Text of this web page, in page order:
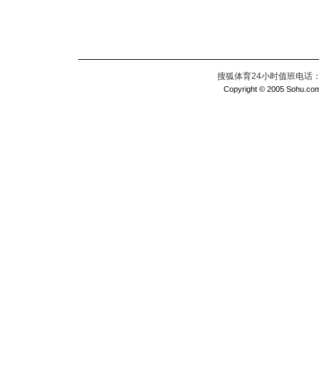
搜狐体育24小时值班电话
Copyright © 2005